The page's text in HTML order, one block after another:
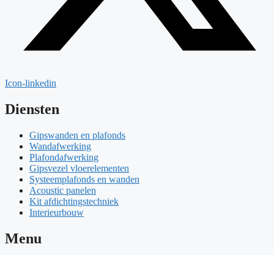
Icon-linkedin
Diensten
Gipswanden en plafonds
Wandafwerking
Plafondafwerking
Gipsvezel vloerelementen
Systeemplafonds en wanden
Acoustic panelen
Kit afdichtingstechniek
Interieurbouw
Menu